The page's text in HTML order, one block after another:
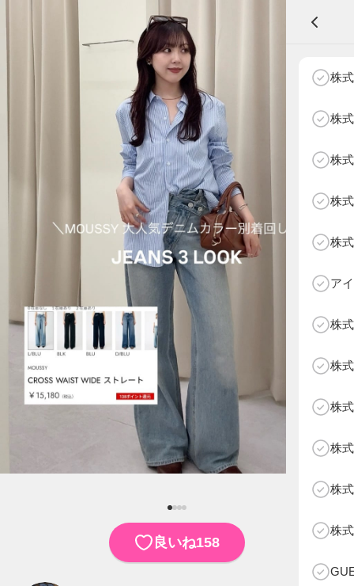
物販部門 NEXT AGE
NEWS
ABOUT SOTY
投票方法
Follow Us
A
株
株
株
株
株
ア
株
株
株
株
株
株
良いね158